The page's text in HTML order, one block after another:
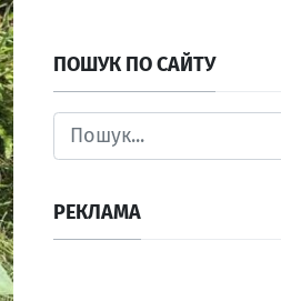
ПОШУК ПО САЙТУ
РЕКЛАМА